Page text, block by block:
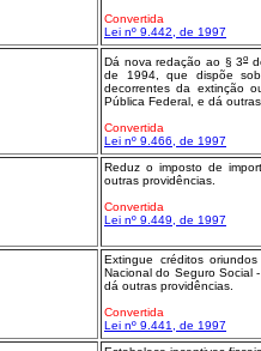
Convertida
Lei nº 9.442, de 1997
Dá nova redação ao § 3o
de 1994, que dispõe
decorrentes da extinção
Pública Federal, e dá
Convertida
Lei nº 9.466, de 1997
Reduz o imposto de
outras providências.
Convertida
Lei nº 9.449, de 1997
Extingue créditos
Nacional do Seguro Social
dá outras providências.
Convertida
Lei nº 9.441, de 1997